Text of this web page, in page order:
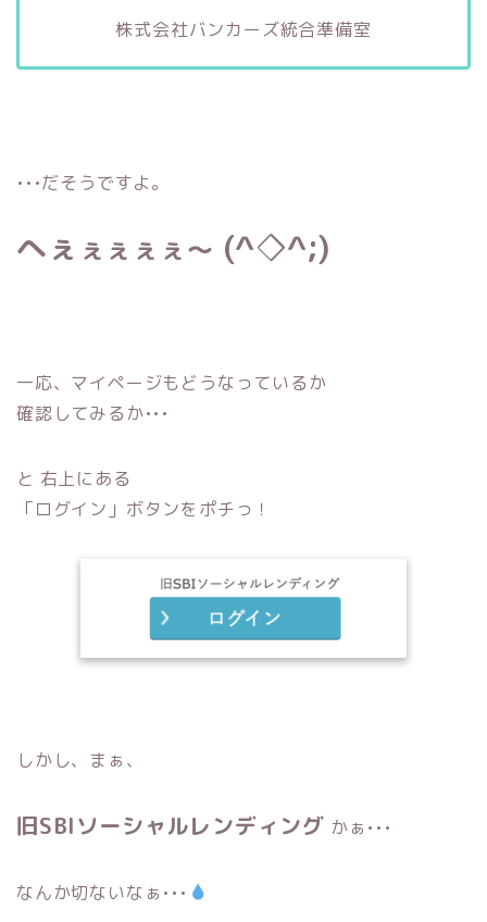
株式会社バンカーズ統合準備室
•••だそうですよ。
へぇ ぇぇぇぇ〜 (^◇^;)
一応、マイページもどうなっているか
確認してみるか•••
と 右上にある
「ログイン」ボタンをポチっ！
しかし、まぁ、
旧SBIソーシャルレンディング かぁ•••
なんか切ないなぁ•••